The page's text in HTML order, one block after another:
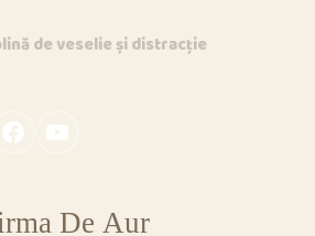
de veselie și distracție